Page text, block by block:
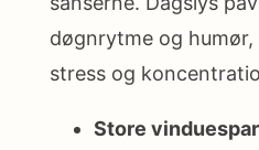
døgnrytme og
stress og
Store